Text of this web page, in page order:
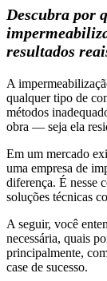
Descubra por
resultados
A
qualquer tipo de
métodos
obra — seja ela
Em um mercado
uma empresa de
diferença. É nesse
soluções técnicas
A seguir, você
necessária, quais
principalmente,
case de sucesso.